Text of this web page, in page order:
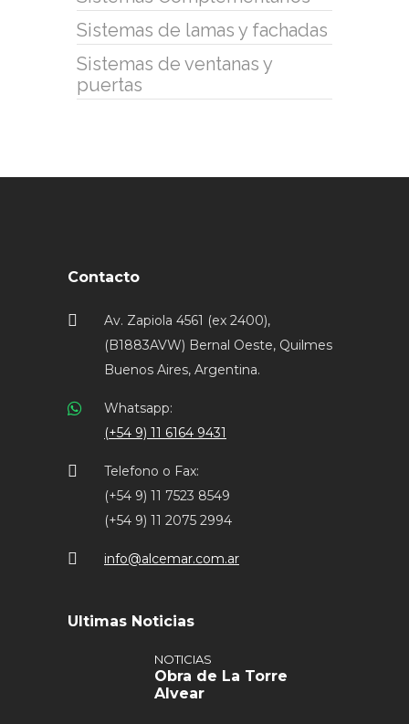
Sistemas de lamas y fachadas
Sistemas de ventanas y
puertas
Contacto
Av. Zapiola 4561 (ex 2400),
(B1883AVW) Bernal Oeste, Quilmes
Buenos Aires, Argentina.
Whatsapp:
(+54 9) 11 6164 9431
Telefono o Fax:
(+54 9) 11 7523 8549
(+54 9) 11 2075 2994
info@alcemar.com.ar
Ultimas Noticias
NOTICIAS
Obra de La Torre
Alvear